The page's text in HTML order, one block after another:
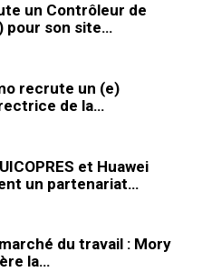
un Contrôleur de
pour son site…
recrute un (e)
de la…
et Huawei
un partenariat…
du travail : Mory
la…